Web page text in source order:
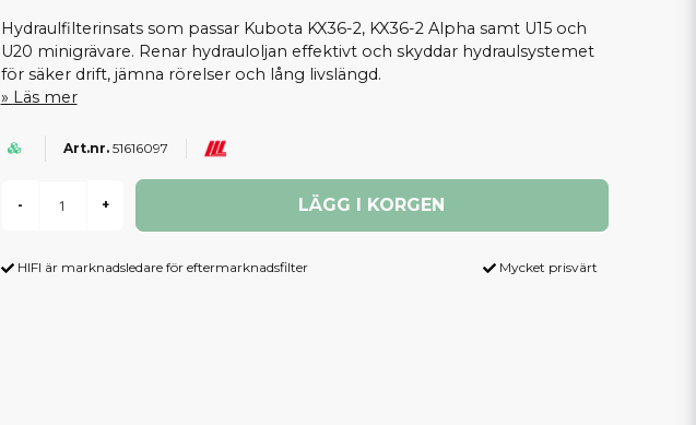
Hydraulfilterinsats som passar Kubota KX36-2, KX36-2 Alpha samt U15 och
U20 minigrävare. Renar hydrauloljan effektivt och skyddar hydraulsystemet
för säker drift, jämna rörelser och lång livslängd.
Läs mer
51616097
- + LÄGG I KORGEN
HIFI är marknadsledare för eftermarknadsfilter Mycket prisvärt